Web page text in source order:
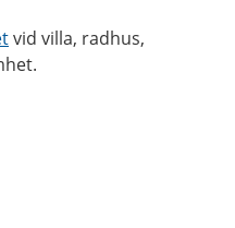
vid villa, radhus,